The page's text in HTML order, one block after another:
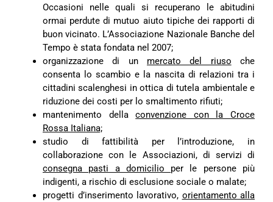
Occasioni nelle quali si recuperano le abitudini
ormai perdute di mutuo aiuto tipiche dei rapporti di
buon vicinato. L’Associazione Nazionale Banche del
Tempo è stata fondata nel 2007;
organizzazione di un mercato del riuso che
consenta lo scambio e la nascita di relazioni tra i
cittadini scalenghesi in ottica di tutela ambientale e
riduzione dei costi per lo smaltimento rifiuti;
mantenimento dellaconvenzione con la Croce
Rossa Italiana;
studio di fattibilità per l’introduzione, in
collaborazione con le Associazioni, di servizi di
consegna pasti a domicilio per le persone più
indigenti, a rischio di esclusione sociale o malate;
progetti d’inserimento lavorativo, orientamento alla